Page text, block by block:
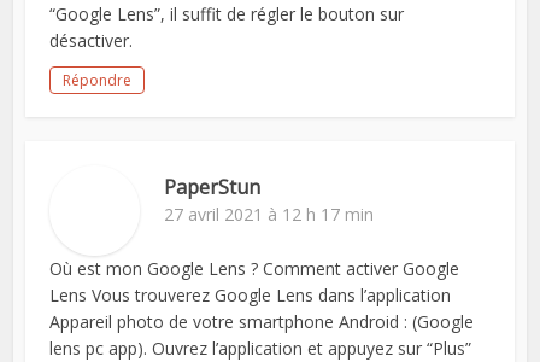
“Google Lens”, il suffit de régler le bouton sur
désactiver.
Répondre
PaperStun
27 avril 2021 à 12 h 17 min
Où est mon Google Lens ? Comment activer Google
Lens Vous trouverez Google Lens dans l’application
Appareil photo de votre smartphone Android : (Google
lens pc app). Ouvrez l’application et appuyez sur “Plus”